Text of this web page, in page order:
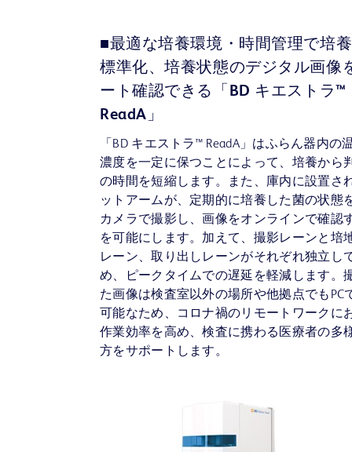
■最適な培養環境・時間管理で培
標準化、培養状態のデジタル画像
ート確認できる「BD キエストラ™
ReadA」
「BD キエストラ™ ReadA」はふらん器内の
濃度を一定に保つことによって、培養から
の時間を短縮します。また、庫内に設置さ
ットアームが、定期的に培養した菌の状態
カメラで撮影し、画像をオンラインで確認
を可能にします。加えて、撮影レーンと培
レーン、取り出しレーンがそれぞれ独立し
め、ピークタイムでの遅延を軽減します。
た画像は検査室以外の場所や他拠点でもPC
可能なため、コロナ禍のリモートワークに
作業効率を高め、検査に携わる医療者の多
方をサポートします。